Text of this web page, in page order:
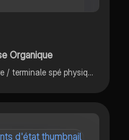
Organique
Synthèse Organique - première / terminale spé physique-chimie - transformation physique - isolement du produit - purification du produit - identification du produit